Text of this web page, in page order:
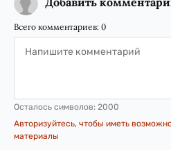
Всего комментариев: 0
Осталось символов: 2000
Авторизуйтесь, чтобы иметь
материалы